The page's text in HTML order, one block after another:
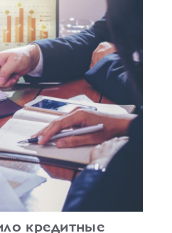
кредитные